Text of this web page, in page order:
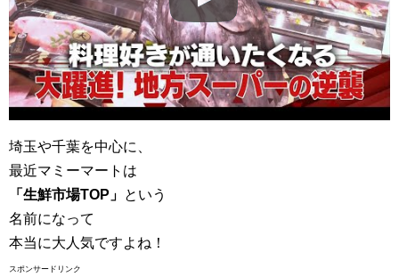
埼玉や千葉を中心に、
最近マミーマートは
「生鮮市場TOP」 という
名前になって
本当に大人気ですよね！
スポンサードリンク